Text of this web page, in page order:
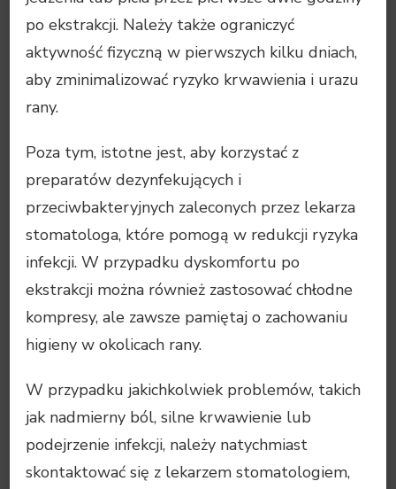
po ekstrakcji. Należy także ograniczyć
aktywność fizyczną w pierwszych kilku dniach,
aby zminimalizować ryzyko krwawienia i urazu
rany.
Poza tym, istotne jest, aby korzystać z
preparatów dezynfekujących i
przeciwbakteryjnych zaleconych przez lekarza
stomatologa, które pomogą w redukcji ryzyka
infekcji. W przypadku dyskomfortu po
ekstrakcji można również zastosować chłodne
kompresy, ale zawsze pamiętaj o zachowaniu
higieny w okolicach rany.
W przypadku jakichkolwiek problemów, takich
jak nadmierny ból, silne krwawienie lub
podejrzenie infekcji, należy natychmiast
skontaktować się z lekarzem stomatologiem,